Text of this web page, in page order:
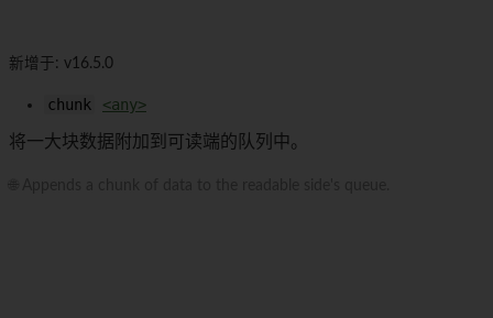
新增于: v16.5.0
chunk <any>
将一大块数据附加到可读端的队列中。